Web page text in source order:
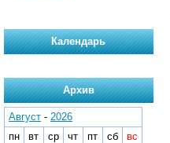
Календарь
Архив
Август - 2026
пн
вт ср чт пт сб
вс